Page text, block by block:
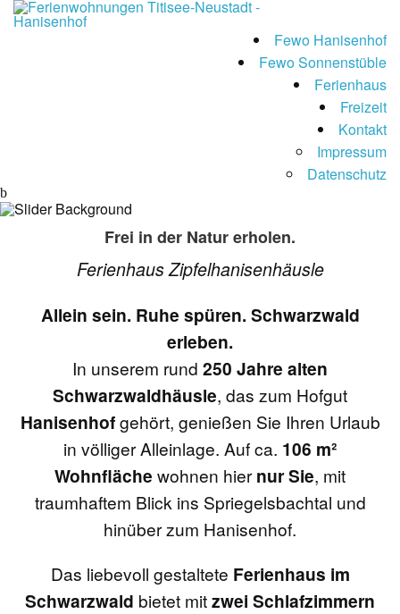
Fewo Hanisenhof
Fewo Sonnenstüble
Ferienhaus
Freizeit
Kontakt
Impressum
Datenschutz
Frei in der Natur erholen.
Ferienhaus Zipfelhanisenhäusle
Allein sein. Ruhe spüren. Schwarzwald
erleben.
In unserem rund 250 Jahre alten
Schwarzwaldhäusle, das zum Hofgut
Hanisenhofgehört, genießen Sie Ihren Urlaub
in völliger Alleinlage. Auf ca. 106 m²
Wohnfläche wohnen hiernur Sie, mit
traumhaftem Blick ins Spriegelsbachtal und
hinüber zum Hanisenhof.
Das liebevoll gestaltete Ferienhaus im
Schwarzwald bietet mitzwei Schlafzimmern